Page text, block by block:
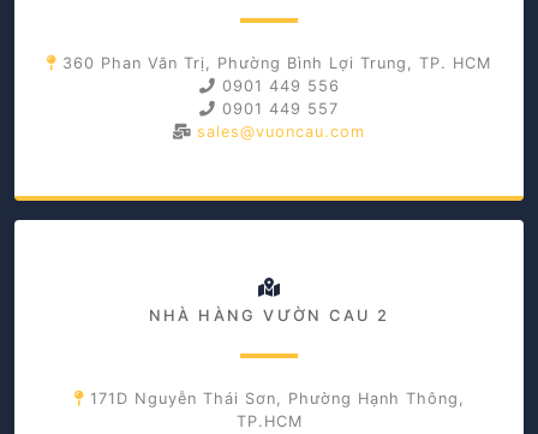
360 Phan Văn Trị, Phường Bình Lợi Trung, TP. HCM
0901 449 556
0901 449 557
sales@vuoncau.com
NHÀ HÀNG VƯỜN CAU 2
171D Nguyễn Thái Sơn, Phường Hạnh Thông,
TP.HCM